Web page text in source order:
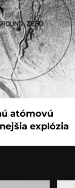
atómovú
explózia